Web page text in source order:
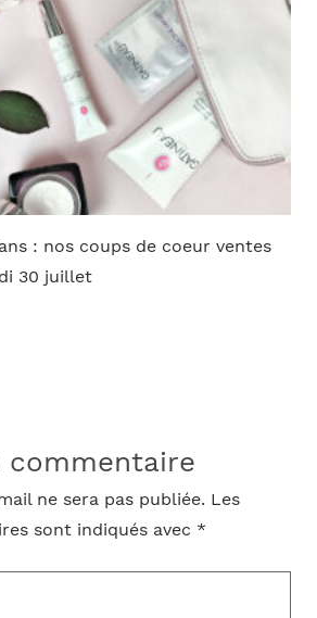
: nos coups de coeur ventes
30 juillet
commentaire
ne sera pas publiée. Les
sont indiqués avec *